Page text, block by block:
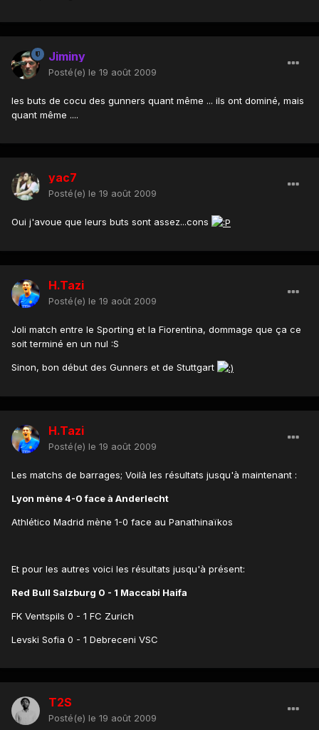
Jiminy
Posté(e) le 19 août 2009
les buts de cocu des gunners quant même ... ils ont dominé, mais
quant même ....
yac7
Posté(e) le 19 août 2009
Oui j'avoue que leurs buts sont assez...cons
H.Tazi
Posté(e) le 19 août 2009
Joli match entre le Sporting et la Fiorentina, dommage que ça ce
soit terminé en un nul :S
Sinon, bon début des Gunners et de Stuttgart
H.Tazi
Posté(e) le 19 août 2009
Les matchs de barrages; Voilà les résultats jusqu'à maintenant :
Lyon mène 4-0 face à Anderlecht
Athlético Madrid mène 1-0 face au Panathinaïkos
Et pour les autres voici les résultats jusqu'à présent:
Red Bull Salzburg 0 - 1 Maccabi Haifa
FK Ventspils 0 - 1 FC Zurich
Levski Sofia 0 - 1 Debreceni VSC
T2S
Posté(e) le 19 août 2009